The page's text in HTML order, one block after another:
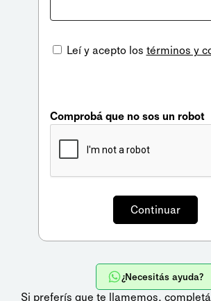
Leí y acepto los términos y
Comprobá que no sos un robot
¿Necesitás ayuda?
Si preferís que te llamemos,